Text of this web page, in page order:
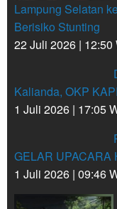
Lampung Selatan
Berisiko Stunting
22 Juli 2026 | 12:50
Kalianda, OKP
1 Juli 2026 | 17:05
GELAR UPACARA
1 Juli 2026 | 09:46